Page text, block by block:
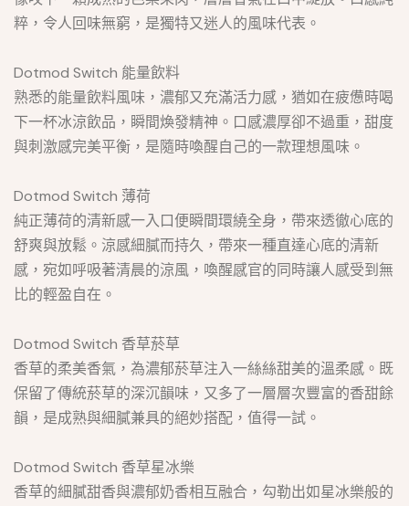
粹，令人回味無窮，是獨特又迷人的風味代表。
Dotmod Switch 能量飲料
熟悉的能量飲料風味，濃郁又充滿活力感，猶如在疲憊時喝
下一杯冰涼飲品，瞬間煥發精神。口感濃厚卻不過重，甜度
與刺激感完美平衡，是隨時喚醒自己的一款理想風味。
Dotmod Switch 薄荷
純正薄荷的清新感一入口便瞬間環繞全身，帶來透徹心底的
舒爽與放鬆。涼感細膩而持久，帶來一種直達心底的清新
感，宛如呼吸著清晨的涼風，喚醒感官的同時讓人感受到無
比的輕盈自在。
Dotmod Switch 香草菸草
香草的柔美香氣，為濃郁菸草注入一絲絲甜美的溫柔感。既
保留了傳統菸草的深沉韻味，又多了一層層次豐富的香甜餘
韻，是成熟與細膩兼具的絕妙搭配，值得一試。
Dotmod Switch 香草星冰樂
香草的細膩甜香與濃郁奶香相互融合，勾勒出如星冰樂般的